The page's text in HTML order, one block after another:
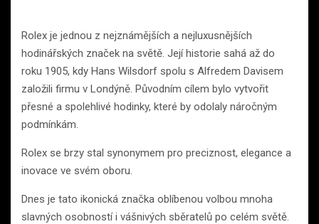
Rolex je jednou z nejznámějších a nejluxusnějších
hodinářských značek na světě. Její historie sahá až do
roku 1905, kdy Hans Wilsdorf spolu s Alfredem Davisem
založili firmu v Londýně. Původním cílem bylo vytvořit
přesné a spolehlivé hodinky, které by odolaly náročným
podmínkám.
Rolex se brzy stal synonymem pro preciznost, elegance a
inovace ve svém oboru.
Dnes je tato ikonická značka oblíbenou volbou mnoha
slavných osobností i vášnivých sběratelů po celém světě.